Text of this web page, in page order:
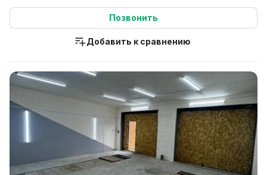
Позвонить
Добавить к сравнению